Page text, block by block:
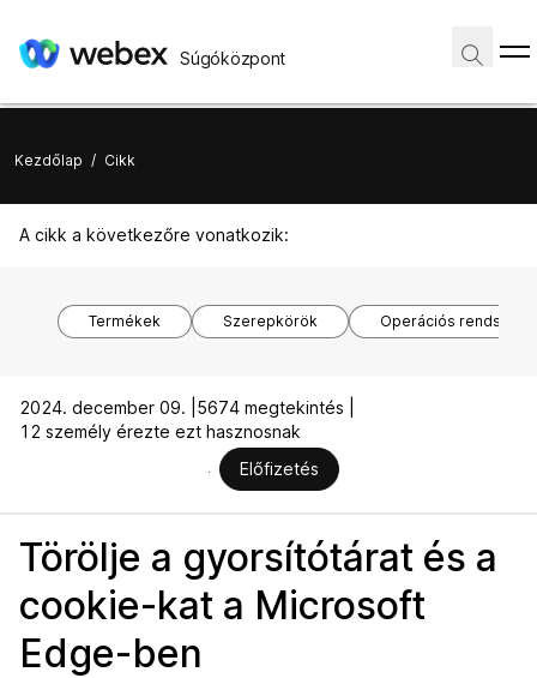
Súgóközpont
Kezdőlap / Cikk
A cikk a következőre vonatkozik:
Termékek Szerepkörök Operációs
2024. december 09. | 5674 megtekintés |
12 személy érezte ezt hasznosnak
Előfizetés
Törölje a gyorsítótárat és a
cookie-kat a Microsoft
Edge-ben